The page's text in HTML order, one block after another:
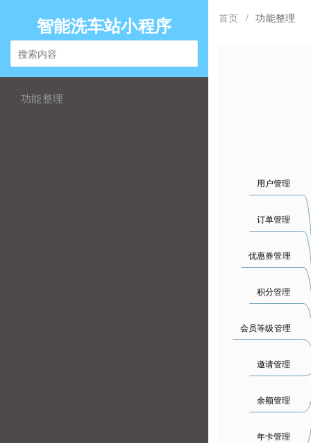
智能洗车站小程序
功能整理
首页 / 功能整理
用户管理
订单管理
优惠券管理
积分管理
会员等级管理
邀请管理
余额管理
年卡管理